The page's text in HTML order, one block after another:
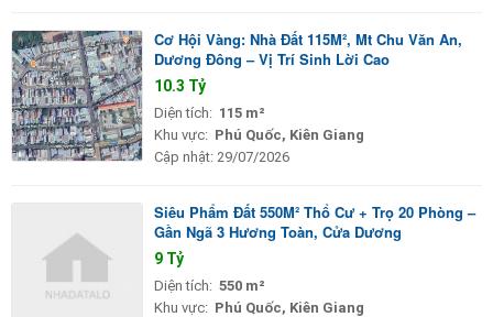
Cơ Hội Vàng: Nhà Đất 115M², Mt Chu Văn An,
Dương Đông – Vị Trí Sinh Lời Cao
10.3 Tỷ
Diện tích: 115 m²
Khu vực: Phú Quốc, Kiên Giang
Cập nhật: 29/07/2026
Siêu Phẩm Đất 550M² Thổ Cư + Trọ 20 Phòng –
Gần Ngã 3 Hương Toàn, Cửa Dương
9 Tỷ
Diện tích: 550 m²
Khu vực: Phú Quốc, Kiên Giang